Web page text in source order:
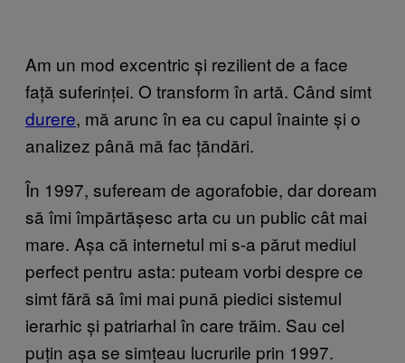
Am un mod excentric și rezilient de a face
față suferinței. O transform în artă. Când simt
durere, mă arunc în ea cu capul înainte și o
analizez până mă fac țăndări.
În 1997, sufeream de agorafobie, dar doream
să îmi împărtășesc arta cu un public cât mai
mare. Așa că internetul mi s-a părut mediul
perfect pentru asta: puteam vorbi despre ce
simt fără să îmi mai pună piedici sistemul
ierarhic și patriarhal în care trăim. Sau cel
puțin așa se simțeau lucrurile prin 1997.